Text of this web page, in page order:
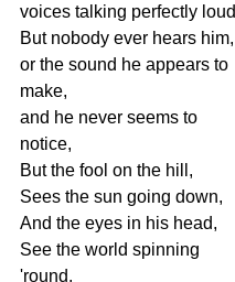
voices talking perfectly loud
But nobody ever hears him,
or the sound he appears to
make,
and he never seems to
notice,
But the fool on the hill ,
Sees the sun going down,
And the eyes in his head,
See the world spinning
'round.